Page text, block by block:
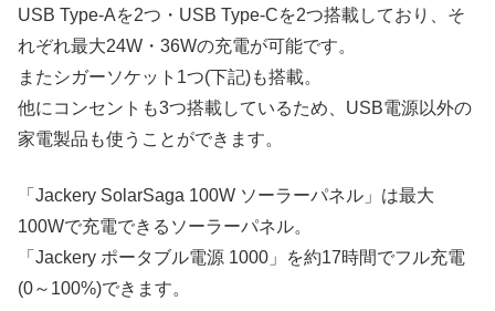
USB Type-Aを2つ・USB Type-Cを2つ搭載しており、そ
れぞれ最大24W・36Wの充電が可能です。
またシガーソケット1つ(下記)も搭載。
他にコンセントも3つ搭載しているため、USB電源以外の
家電製品も使うことができます。
「Jackery SolarSaga 100W ソーラーパネル」は最大
100Wで充電できるソーラーパネル。
「Jackery ポータブル電源 1000」を約17時間でフル充電
(0～100%)できます。